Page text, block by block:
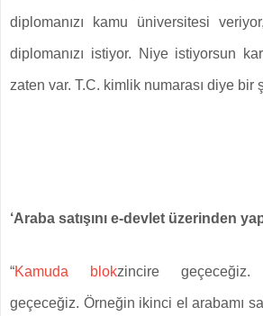
diplomanızı kamu üniversitesi
diplomanızı istiyor. Niye istiyorsun
zaten var. T.C. kimlik numarası diye bir
‘Araba satışını e-devlet üzerinden
“Kamuda blokzincire
geçeceğiz. Örneğin ikinci el arabamı